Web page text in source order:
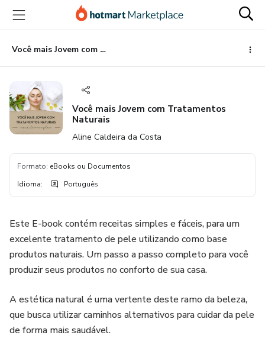
para
conteúdo
principal
para
pagamento
para
rodapé
Você mais Jovem com Tratamentos Naturais
Você mais Jovem com Tratamentos
Naturais
Aline Caldeira da Costa
Formato: eBooks ou Documentos
Idioma: Português
Este E-book contém receitas simples e fáceis, para um
excelente tratamento de pele utilizando como base
produtos naturais. Um passo a passo completo para você
produzir seus produtos no conforto de sua casa.
A estética natural é uma vertente deste ramo da beleza,
que busca utilizar caminhos alternativos para cuidar da pele
de forma mais saudável.